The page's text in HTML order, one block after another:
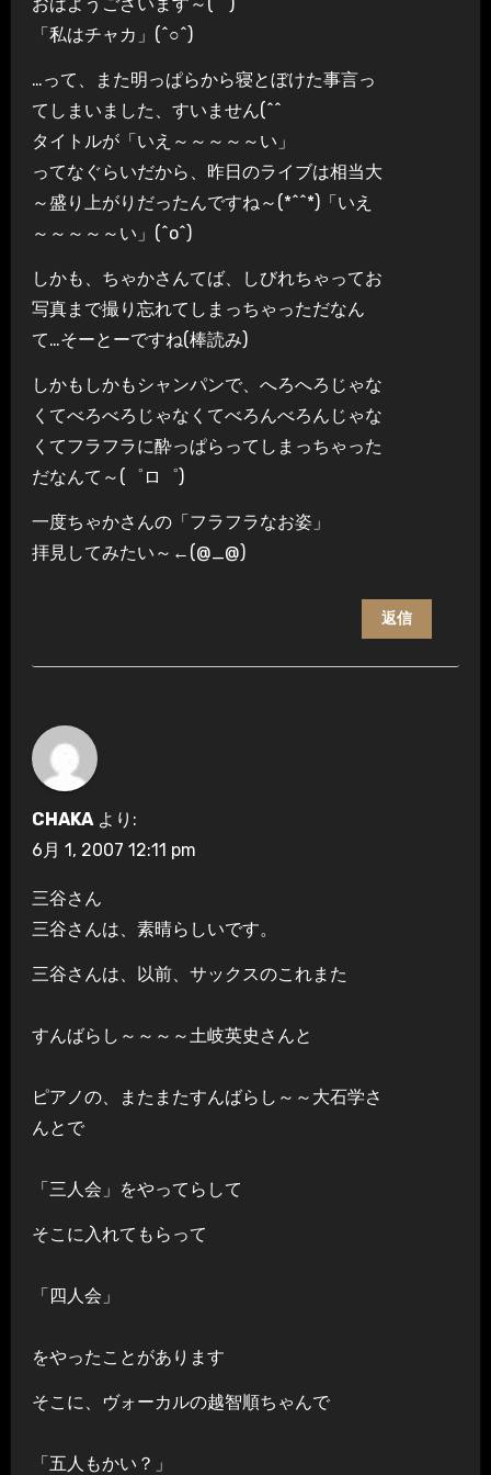
おはようございます～(^^)
「私はチャカ」(^○^)
…って、また明っぱらから寝とぼけた事言っ
てしまいました、すいません(^^ゞ
タイトルが「いえ～～～～～い」
ってなぐらいだから、昨日のライブは相当大
～盛り上がりだったんですね～(*^^*)「いえ
～～～～～い」(^o^)
しかも、ちゃかさんてば、しびれちゃってお
写真まで撮り忘れてしまっちゃっただなん
て…そーとーですね(棒読み)
しかもしかもシャンパンで、へろへろじゃな
くてべろべろじゃなくてべろんべろんじゃな
くてフラフラに酔っぱらってしまっちゃった
だなんて～(゜ロ゜)
一度ちゃかさんの「フラフラなお姿」
拝見してみたい～←(@_@)
返信
CHAKA より:
6月 1, 2007 12:11 pm
三谷さん
三谷さんは、素晴らしいです。
三谷さんは、以前、サックスのこれまた
すんばらし～～～～土岐英史さんと
ピアノの、またまたすんばらし～～大石学さ
んとで
「三人会」をやってらして
そこに入れてもらって
「四人会」
をやったことがあります
そこに、ヴォーカルの越智順ちゃんで
「五人もかい？」